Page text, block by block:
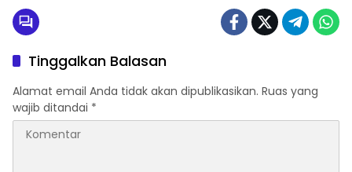
Tinggalkan Balasan
Alamat email Anda tidak akan dipublikasikan. Ruas yang
wajib ditandai *